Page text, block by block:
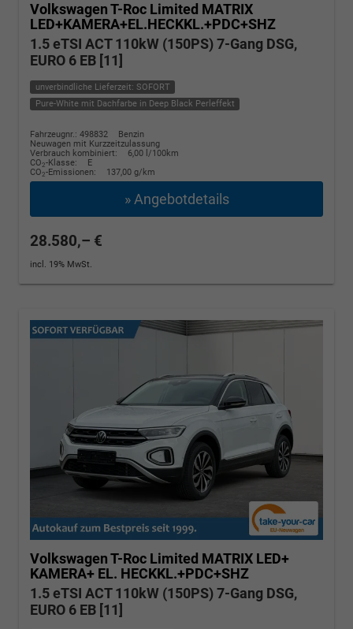
Volkswagen T-Roc Limited MATRIX
LED+KAMERA+EL.HECKKL.+PDC+SHZ
1.5 eTSI ACT 110kW (150PS) 7-Gang DSG,
EURO 6 EB [11]
unverbindliche Lieferzeit: SOFORT
Pure-White mit Dachfarbe in Deep Black Perleffekt
Fahrzeugnr.: 498832
Benzin
Neuwagen mit Kurzzeitzulassung
Verbrauch kombiniert:
6,00 l/100km
CO2-Klasse:
E
CO2-Emissionen: 137,00 g/km
» Angebotdetails
28.580,– €
incl. 19% MwSt.
Volkswagen T-Roc Limited MATRIX LED+
KAMERA+ EL. HECKKL.+PDC+SHZ
1.5 eTSI ACT 110kW (150PS) 7-Gang DSG,
EURO 6 EB [11]